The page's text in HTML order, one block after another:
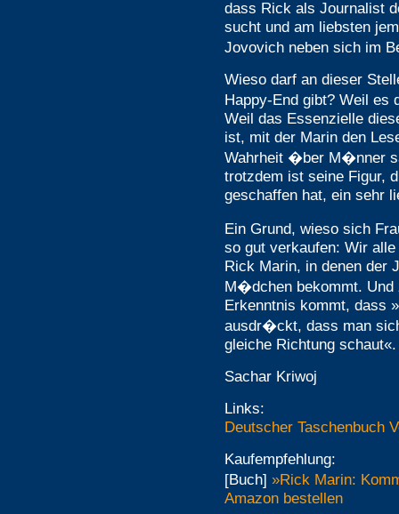
dass Rick als Journalist
sucht und am liebsten
Jovovich neben sich im
Wieso darf an dieser
Happy-End gibt? Weil
Weil das Essenzielle
ist, mit der Marin den
Wahrheit �ber M�nner
trotzdem ist seine Figur,
geschaffen hat, ein sehr
Ein Grund, wieso sich
so gut verkaufen: Wir
Rick Marin, in denen der
M�dchen bekommt. Und
Erkenntnis kommt, dass
ausdr�ckt, dass man
gleiche Richtung schaut«.
Sachar Kriwoj
Links:
Deutscher Taschenbuch
Kaufempfehlung:
[Buch] »Rick Marin:
Amazon bestellen